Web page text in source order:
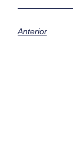
Anterior